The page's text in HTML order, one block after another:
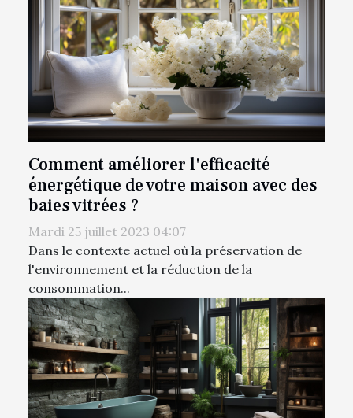
Comment améliorer l'efficacité
énergétique de votre maison avec des
baies vitrées ?
Mardi 25 juillet 2023 04:07
Dans le contexte actuel où la préservation de
l'environnement et la réduction de la
consommation...